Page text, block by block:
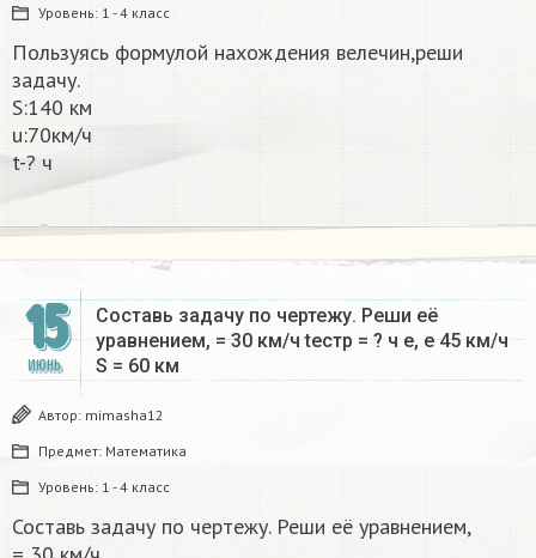
Уровень: 1 - 4 класс
Пользуясь формулой нахождения велечин,реши
задачу.
S:140 км
u:70км/ч
t-? ч​
15
ИЮНЬ
Составь задачу по чертежу. Реши её
уравнением, = 30 км/ч tестр = ? ч е, е 45 км/ч
S = 60 км​
Автор: mimasha12
Предмет: Математика
Уровень: 1 - 4 класс
Составь задачу по чертежу. Реши её уравнением,